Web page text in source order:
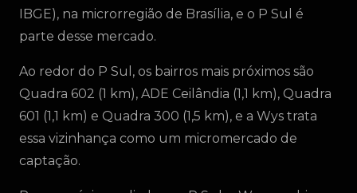
IBGE), na microrregião de Brasília, e o P Sul é
parte desse mercado.
Ao redor do P Sul, os bairros mais próximos são
Quadra 602 (1 km), ADE Ceilândia (1,1 km), Quadra
601 (1,1 km) e Quadra 300 (1,5 km), e a Wys trata
essa vizinhança como um micromercado de
captação.